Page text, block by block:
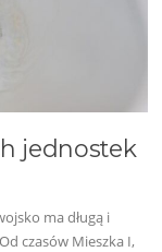
jednostek
ma długą i
czasów Mieszka I,